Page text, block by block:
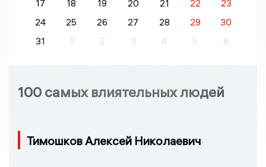
17
18 19 20 21 22
23
24
25 26 27 28 29
30
31
1 2 3 4 5 6
100 самых влиятельных людей
Тимошков Алексей Николаевич